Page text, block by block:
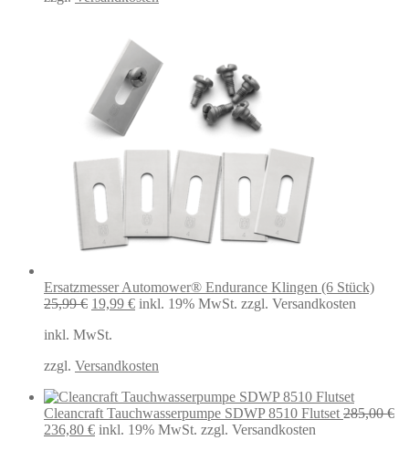
Ersatzmesser Automower® Endurance Klingen (6 Stück)
25,99€ Ursprünglicher
war:
19,99 €Aktueller
inkl. 19% MwSt. zzgl. Versandkosten
inkl. MwSt.
zzgl. Versandkosten
Cleancraft Tauchwasserpumpe SDWP 8510 Flutset 285,00€
Ursprünglicher
236,80 €Aktueller
inkl. 19% MwSt. zzgl. Versandkosten